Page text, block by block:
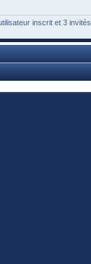
inscrit et 3 invités